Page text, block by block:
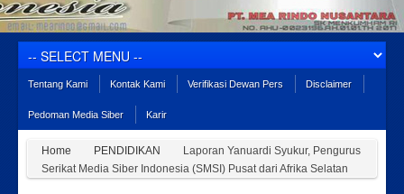
Tentang Kami Kontak Kami Verifikasi Dewan Pers Disclaimer
Pedoman Media Siber Karir
Home PENDIDIKAN
Laporan Yanuardi Syukur, Pengurus
Serikat Media Siber Indonesia (SMSI) Pusat dari Afrika Selatan